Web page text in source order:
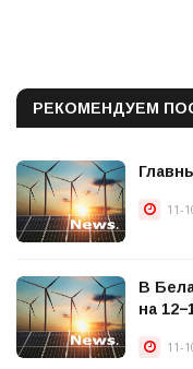
РЕКОМЕНДУЕМ
11-
В
на
11-